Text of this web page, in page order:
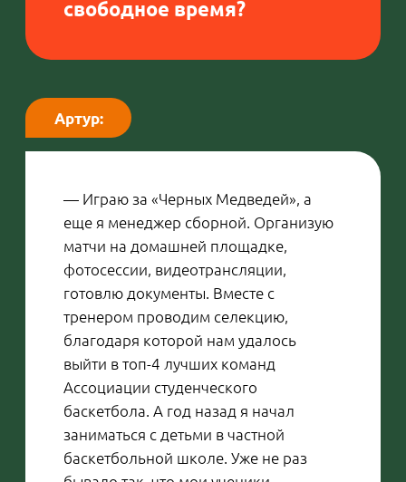
— Коллеги
по «Вкусно — и точка» знают
мне как клиенты. Кто-то просто задает
вопросы: «Как быстрее восстановить
поврежденный ноготь? Что делать,
если покрытие плохо держится?» Я
всегда готова помочь советом.
Анна: